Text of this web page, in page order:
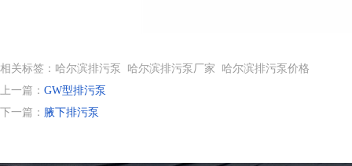
相关标签：哈尔滨排污泵 哈尔滨排污泵厂家 哈尔滨排污泵价格
上一篇： GW型排污泵
下一篇： 腋下排污泵